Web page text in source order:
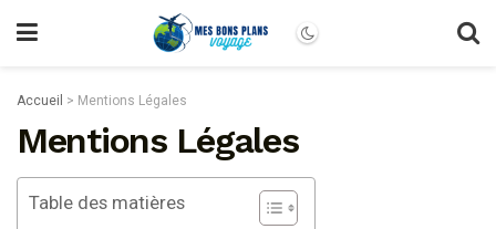
Accueil > Mentions Légales
Mentions Légales
Table des matières